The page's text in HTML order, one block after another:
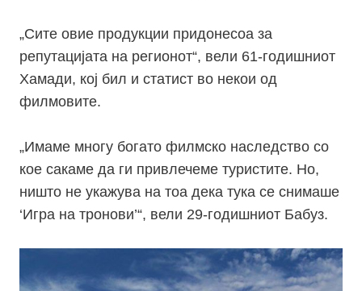
„Сите овие продукции придонесоа за
репутацијата на регионот“, вели 61-годишниот
Хамади, кој бил и статист во некои од
филмовите.
„Имаме многу богато филмско наследство со
кое сакаме да ги привлечеме туристите. Но,
ништо не укажува на тоа дека тука се снимаше
‘Игра на тронови’“, вели 29-годишниот Бабуз.